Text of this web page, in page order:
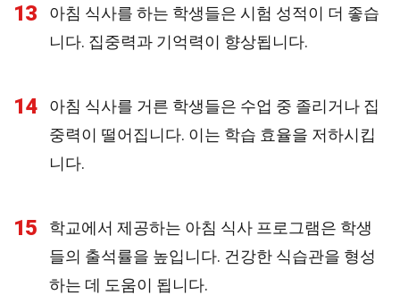
13
아침 식사를 하는 학생들은 시험 성적이 더 좋습
니다. 집중력과 기억력이 향상됩니다.
14
아침 식사를 거른 학생들은 수업 중 졸리거나 집
중력이 떨어집니다. 이는 학습 효율을 저하시킵
니다.
15
학교에서 제공하는 아침 식사 프로그램은 학생
들의 출석률을 높입니다. 건강한 식습관을 형성
하는 데 도움이 됩니다.